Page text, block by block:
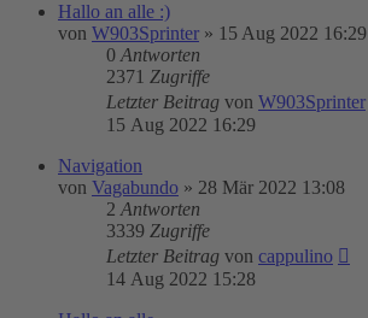
Hallo an alle :)
von W903Sprinter » 15 Aug 2022 16:29
0 Antworten
2371 Zugriffe
Letzter Beitrag von W903Sprinter
15 Aug 2022 16:29
Navigation
von Vagabundo » 28 Mär 2022 13:08
2 Antworten
3339 Zugriffe
Letzter Beitrag von cappulino
14 Aug 2022 15:28